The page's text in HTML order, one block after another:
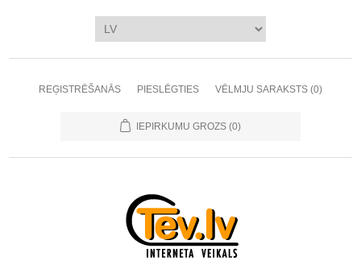
REĢISTRĒŠANĀS PIESLĒGTIES VĒLMJU SARAKSTS (0)
IEPIRKUMU GROZS (0)